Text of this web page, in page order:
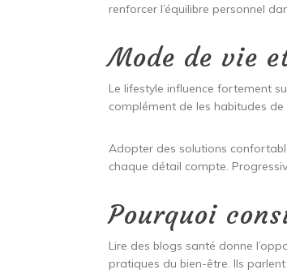
renforcer l’équilibre personnel
Mode de vie
Le lifestyle influence fortement
complément de les habitudes
Adopter des solutions
chaque détail compte.
Pourquoi
Lire des blogs santé donne
pratiques du bien-être. Ils